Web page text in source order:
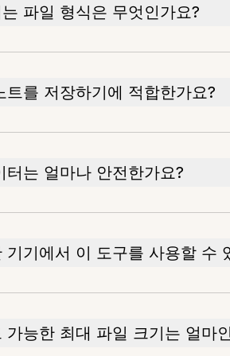
파일 형식은 무엇인가요?
트를 저장하기에 적합한가요?
터는 얼마나 안전한가요?
기기에서 이 도구를 사용할 수
가능한 최대 파일 크기는 얼마